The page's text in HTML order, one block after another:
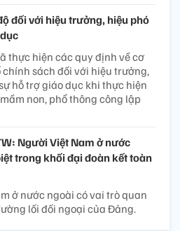
đối với hiệu trưởng, hiệu phó
thực hiện các quy định về cơ
chính sách đối với hiệu trưởng,
hỗ trợ giáo dục khi thực hiện
non, phổ thông công lập
Người Việt Nam ở nước
trong khối đại đoàn kết toàn
ở nước ngoài có vai trò quan
lối đối ngoại của Đảng.